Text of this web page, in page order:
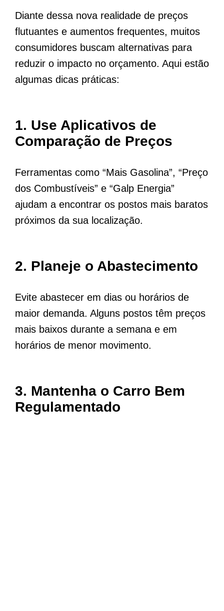
Diante dessa nova realidade de preços
flutuantes e aumentos frequentes, muitos
consumidores buscam alternativas para
reduzir o impacto no orçamento. Aqui estão
algumas dicas práticas:
1. Use Aplicativos de
Comparação de Preços
Ferramentas como “Mais Gasolina”, “Preço
dos Combustíveis” e “Galp Energia”
ajudam a encontrar os postos mais baratos
próximos da sua localização.
2. Planeje o Abastecimento
Evite abastecer em dias ou horários de
maior demanda. Alguns postos têm preços
mais baixos durante a semana e em
horários de menor movimento.
3. Mantenha o Carro Bem
Regulamentado